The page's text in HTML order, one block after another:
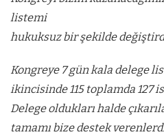
listemi
hukuksuz bir şekilde
Kongreye 7 gün kala delege
ikincisinde 115 toplamda 127
Delege oldukları halde
tamamı bize destek